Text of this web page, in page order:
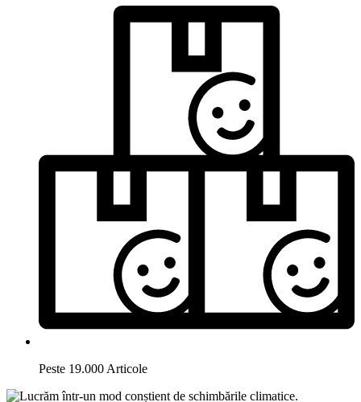
Peste 19.000 Articole